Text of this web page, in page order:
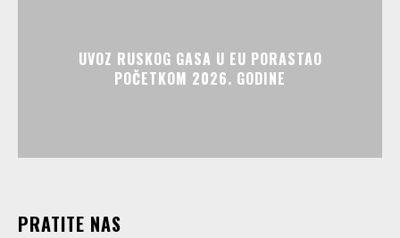
UVOZ RUSKOG GASA U EU PORASTAO
POČETKOM 2026. GODINE
PRATITE NAS